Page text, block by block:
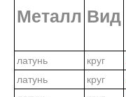
Металл Вид
латунь круг
латунь
круг